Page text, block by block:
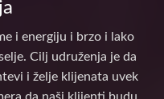
i energiju i brzo i lako
Cilj udruženja je da
i želje klijenata uvek
da naši klijenti budu